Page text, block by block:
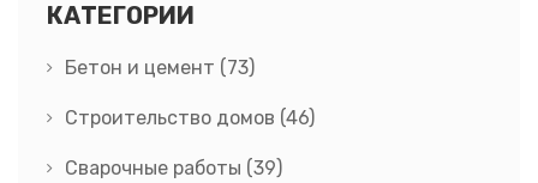
КАТЕГОРИИ
Бетон и цемент (73)
Строительство домов (46)
Сварочные работы (39)